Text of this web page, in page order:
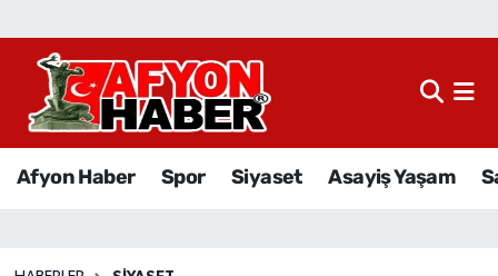
Afyon Haber Spor Siyaset Asayiş Yaşam
Afyon Haber